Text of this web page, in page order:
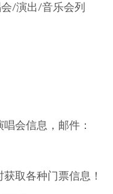
/演出/音乐会列
会信息，邮件：
取各种门票信息！